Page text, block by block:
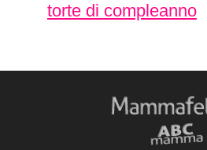
torte di compleanno